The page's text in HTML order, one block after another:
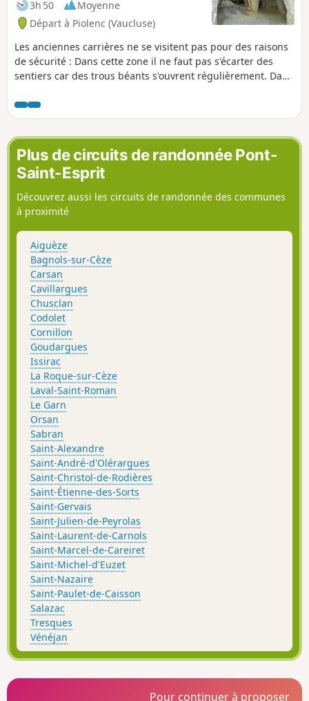
3h 50
Moyenne
Départ à Piolenc (Vaucluse)
Les anciennes carrières ne se visitent pas pour des raisons
de sécurité : Dans cette zone il ne faut pas s'écarter des
sentiers car des trous béants s'ouvrent régulièrement. Dans
notamment, le Ventoux et les Dentelles de Montmirail.
Plus de circuits de randonnée Pont-
Saint-Esprit
Découvrez aussi les circuits de randonnée des communes
à proximité
Aiguèze
Bagnols-sur-Cèze
Carsan
Cavillargues
Chusclan
Codolet
Cornillon
Goudargues
Issirac
La Roque-sur-Cèze
Laval-Saint-Roman
Le Garn
Orsan
Sabran
Saint-Alexandre
Saint-André-d'Olérargues
Saint-Christol-de-Rodières
Saint-Étienne-des-Sorts
Saint-Gervais
Saint-Julien-de-Peyrolas
Saint-Laurent-de-Carnols
Saint-Marcel-de-Careiret
Saint-Michel-d'Euzet
Saint-Nazaire
Saint-Paulet-de-Caisson
Salazac
Tresques
Vénéjan
Pour continuer à proposer